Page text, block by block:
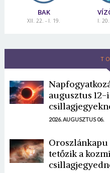
BAK
XII. 22. - I. 19. I.
augusztus 12-
2026. AUGUSZTUS 06.
tetőzik a